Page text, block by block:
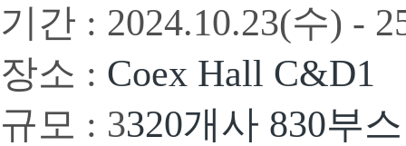
기간 : 2024.10.23(수) -
장소 : Coex Hall C&D1
규모 : 3320개사 830부스